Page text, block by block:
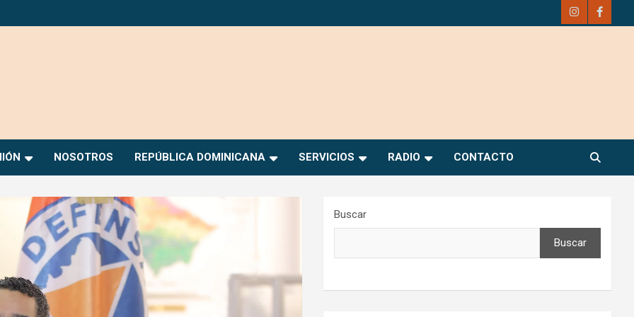
NOSOTROS REPÚBLICA DOMINICANA SERVICIOS RADIO CONTACTO
Buscar
Buscar